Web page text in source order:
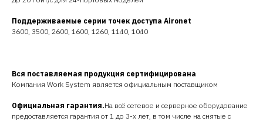
Поддерживаемые серии точек доступа Aironet
3600, 3500, 2600, 1600, 1260, 1140, 1040
Вся поставляемая продукция сертифицирована
Компания Work System является официальным поставщиком
Официальная гарантия.На всё сетевое и серверное оборудование
предоставляется гарантия от 1 до 3-х лет, в том числе на снятые с